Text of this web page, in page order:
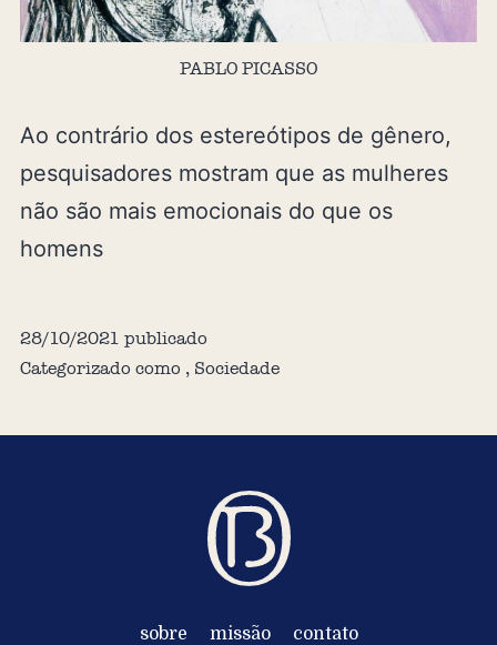
PABLO PICASSO
Ao contrário dos estereótipos de gênero,
pesquisadores mostram que as mulheres
não são mais emocionais do que os
homens
28/10/2021 publicado
Categorizado como , Sociedade
sobre missão contato